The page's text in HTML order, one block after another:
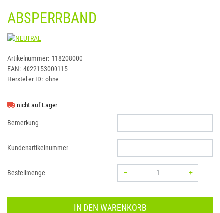
ABSPERRBAND
Artikelnummer: 118208000
EAN: 4022153000115
Hersteller ID: ohne
nicht auf Lager
Bemerkung
Kundenartikelnummer
Bestellmenge –
+
IN DEN WARENKORB